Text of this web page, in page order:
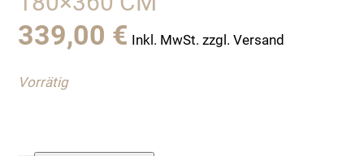
339,00 € Inkl. MwSt. zzgl. Versand
Vorrätig